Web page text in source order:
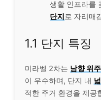
생활 인프라를
단지로 자리매
1.1 단지 특징
미라벨 2차는 남향 위
이 우수하며, 단지 내
적한 주거 환경을 제공